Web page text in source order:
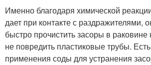
Именно благодаря химической
дает при контакте с раздражителями,
быстро прочистить засоры в раковине
не повредить пластиковые трубы.
применения соды для устранения